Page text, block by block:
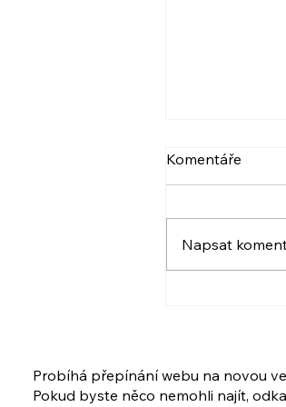
VIDEO:
můžete,
Komentáře
Napsat
Probíhá přepínání webu na novou
Pokud byste něco nemohli najít,